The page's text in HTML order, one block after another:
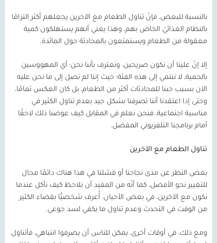
بالنسبة للبعض، فإنّ تناول الطعام مع الآخرين يجعلهم أكثر التزامًا
بالنظام الغذائيّ الخاص بهم، وهذا يعني أنهم يستهلكون كمية
معقولة من الطعام ويستمتعون بالمحادثة حول المائدة.
إلا إنّ علينا أن نكون صريحين، ونعترف بأننا نحن؛ أي المهووسين
بالحمية، لا ننتمي إلى هذه الفئة؛ حيث إننا لم نصل إلى ما نحن عليه
الآن بسبب حبنا للمحادثات أكثر من الطعام، بل كان العكس تمامًا،
وحتى إذا اعتقدنا أننا تصرفنا بشكل جيد بعدم تناول الكثير في
مناسبة اجتماعية، فنحن نعلم في المقابل كيف عوضنا ذلك لاحقًا
أمام برنامجنا التلفزيوني المفضل.
تناول الطعام مع الآخرين
بغض النظر عن مدى نجاحنا أو فشلنا في هذا هناك دائمًا مجال
للتغيير نحو الأفضل، كما أنّه من المفيد أن نلاحظ كيف نأكل عندما
نكون مع الآخرين، في بعض الأحيان، أُعرف شخصيًّا بقضاء الكثير
من الوقت في التحدث وعدم تناول ما يكفي لسد جوعي.
ومع ذلك، في أوقات أخرى، يمكن للناس أن يصرفوا انتباهي، فأتناول